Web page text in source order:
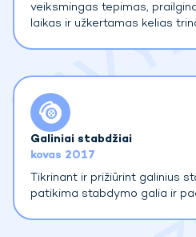
veiksmingas tepimas,
laikas ir užkertamas kelias
Galiniai stabdžiai
kovas 2017
Tikrinant ir prižiūrint galinius
patikima stabdymo galia ir